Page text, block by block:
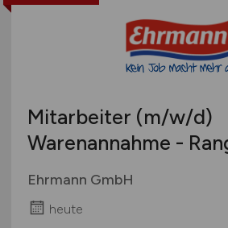
International
Mitarbeiter (m/w/d)
Warenannahme -
Ehrmann GmbH
heute